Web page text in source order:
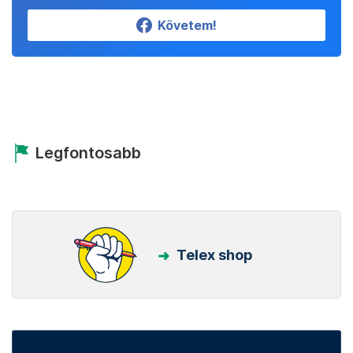
Követem!
Legfontosabb
Telex shop